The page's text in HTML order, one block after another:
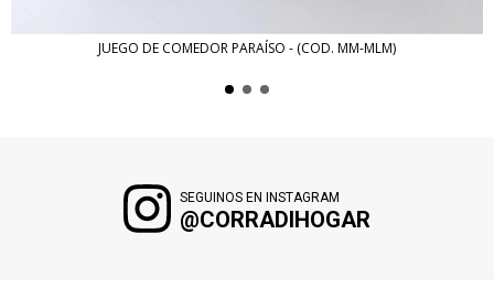
JUEGO DE COMEDOR PARAÍSO - (COD. MM-MLM)
SEGUINOS EN INSTAGRAM
@CORRADIHOGAR